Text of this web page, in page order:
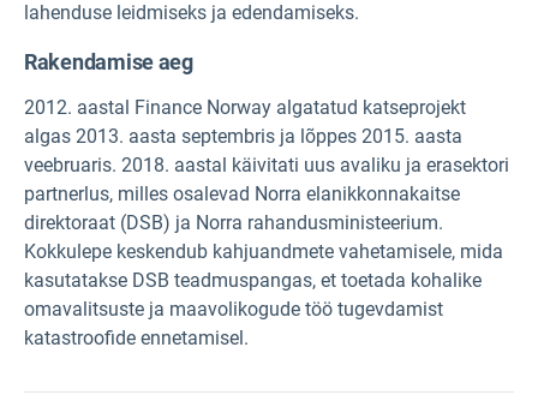
lahenduse leidmiseks ja edendamiseks.
Rakendamise aeg
2012. aastal Finance Norway algatatud katseprojekt
algas 2013. aasta septembris ja lõppes 2015. aasta
veebruaris. 2018. aastal käivitati uus avaliku ja erasektori
partnerlus, milles osalevad Norra elanikkonnakaitse
direktoraat (DSB) ja Norra rahandusministeerium.
Kokkulepe keskendub kahjuandmete vahetamisele, mida
kasutatakse DSB teadmuspangas, et toetada kohalike
omavalitsuste ja maavolikogude töö tugevdamist
katastroofide ennetamisel.